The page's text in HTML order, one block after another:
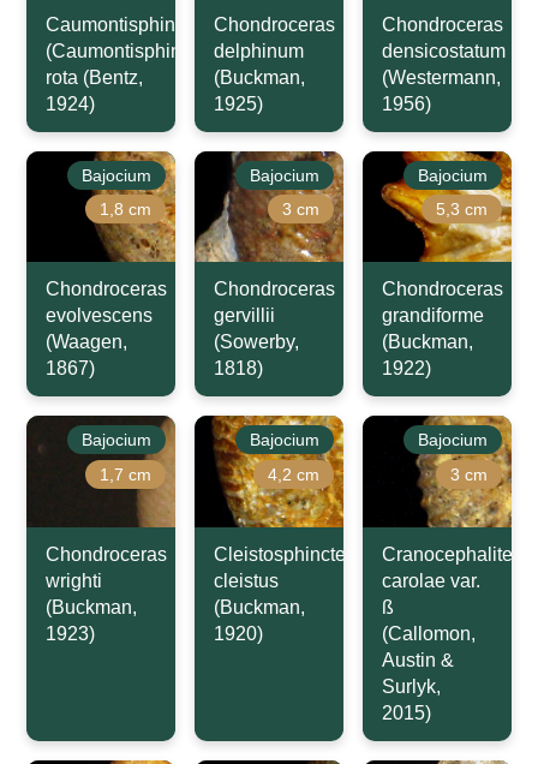
Caumontisphinctes
(Caumontisphinctes)
rota (Bentz,
1924)
Chondroceras
delphinum
(Buckman,
1925)
Chondroceras
densicostatum
(Westermann,
1956)
Bajocium
1,8 cm
Chondroceras
evolvescens
(Waagen,
1867)
Bajocium
3 cm
Chondroceras
gervillii
(Sowerby,
1818)
Bajocium
5,3 cm
Chondroceras
grandiforme
(Buckman,
1922)
Bajocium
1,7 cm
Chondroceras
wrighti
(Buckman,
1923)
Bajocium
4,2 cm
Cleistosphinctes
cleistus
(Buckman,
1920)
Bajocium
3 cm
Cranocephalites
carolae var.
ß
(Callomon,
Austin &
Surlyk,
2015)